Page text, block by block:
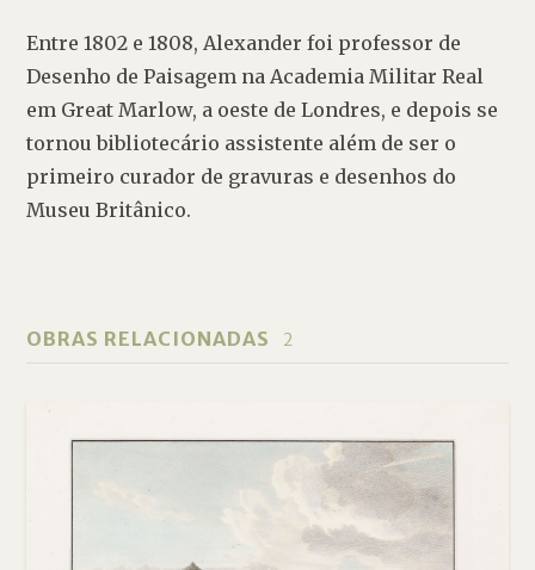
Entre 1802 e 1808, Alexander foi professor de
Desenho de Paisagem na Academia Militar Real
em Great Marlow, a oeste de Londres, e depois se
tornou bibliotecário assistente além de ser o
primeiro curador de gravuras e desenhos do
Museu Britânico.
OBRAS RELACIONADAS 2